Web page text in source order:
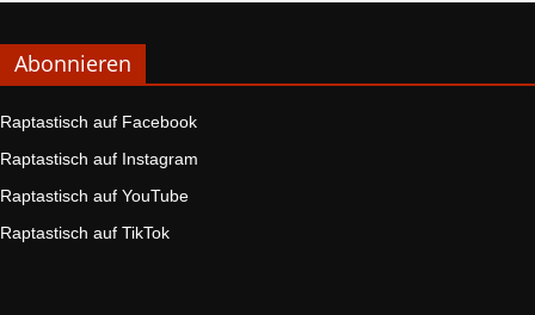
Abonnieren
Raptastisch auf Facebook
Raptastisch auf Instagram
Raptastisch auf YouTube
Raptastisch auf TikTok